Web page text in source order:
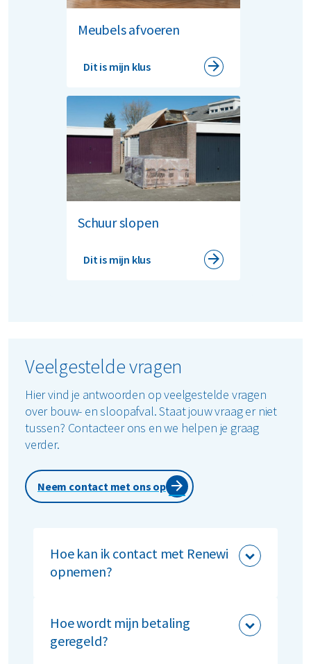
Meubels afvoeren
Dit is mijn klus
Schuur slopen
Dit is mijn klus
Veelgestelde vragen
Hier vind je antwoorden op veelgestelde vragen
over bouw- en sloopafval. Staat jouw vraag er niet
tussen? Contacteer ons en we helpen je graag
verder.
Neem contact met ons op
Hoe kan ik contact met Renewi
opnemen?
nummer: +32 (0)800 - 11114 van
maandag t/m vrijdag van: 08.00 – 17.00
Hoe wordt mijn betaling
geregeld?